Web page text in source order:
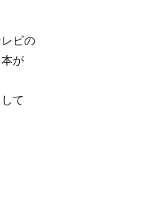
ビの
が
て